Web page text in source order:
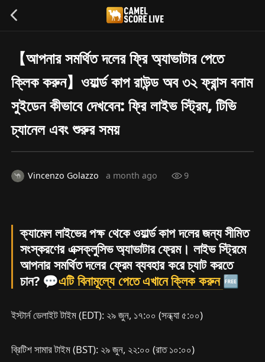
【আপনার সমর্থিত দলের ফ্রি অ্যাভাটার পেতে
ক্লিক করুন】ওয়ার্ল্ড কাপ রাউন্ড অব ৩২ ফ্রান্স বনাম
সুইডেন কীভাবে দেখবেন: ফ্রি লাইভ স্ট্রিম, টিভি
চ্যানেল এবং শুরুর সময়
Vincenzo Golazzo a month ago 9
ক্যামেল লাইভের পক্ষ থেকে ওয়ার্ল্ড কাপ দলের জন্য সীমিত
সংস্করণের এক্সক্লুসিভ অ্যাভাটার ফ্রেম। লাইভ স্ট্রিমে
আপনার সমর্থিত দলের ফ্রেম ব্যবহার করে চ্যাট করতে
চান? 💬এটি বিনামূল্যে পেতে এখানে ক্লিক করুন🆓
ইস্টার্ন ডেলাইট টাইম (EDT): ২৯ জুন, ১৭:০০ (সন্ধ্যা ৫:০০)
ব্রিটিশ সামার টাইম (BST): ২৯ জুন, ২২:০০ (রাত ১০:০০)